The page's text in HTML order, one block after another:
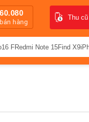
hàng
Thu
FRedmi Note 15Find X9